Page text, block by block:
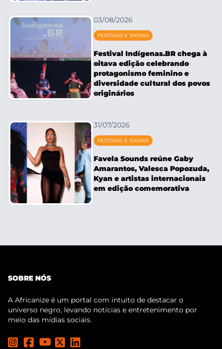
03/08/2026
FESTIVAIS E SHOWS
Festival Indígenas.BR chega à
oitava edição celebrando
protagonismo feminino e
diversidade cultural dos povos
originários
31/07/2026
FESTIVAIS E SHOWS
Favela Sounds reúne Gaby
Amarantos, Valesca Popozuda,
Kyan e artistas internacionais
em edição comemorativa
SOBRE NÓS
A Africanize é um portal com intuito de destacar o
universo negro, levando notícias e entretenimento por
meio das mídias sociais.